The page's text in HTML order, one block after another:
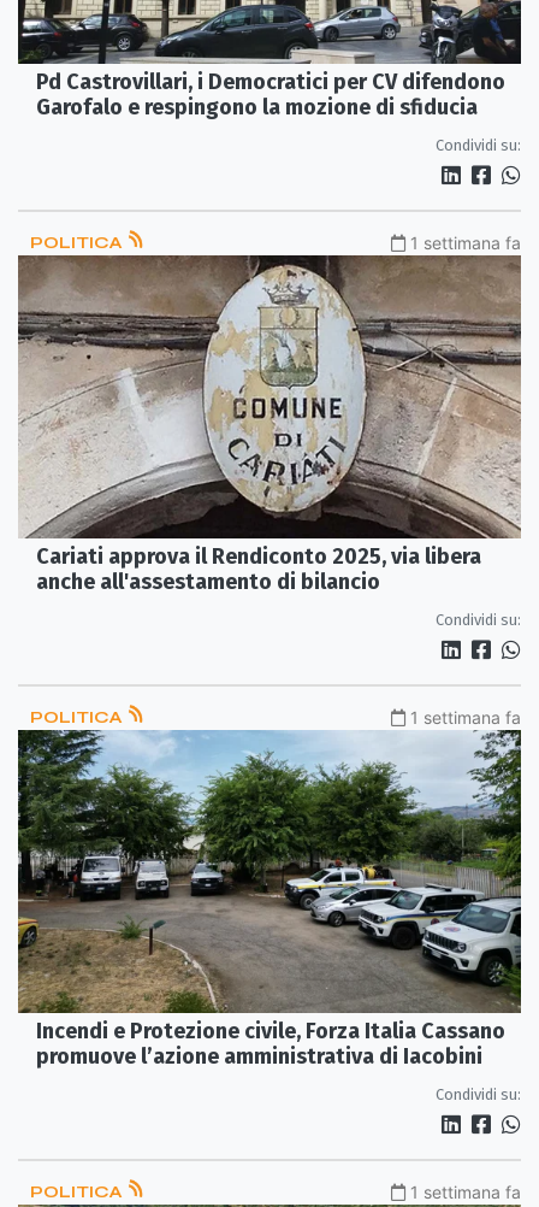
Pd Castrovillari, i Democratici per CV difendono
Garofalo e respingono la mozione di sfiducia
Condividi su:
POLITICA 1 settimana fa
Cariati approva il Rendiconto 2025, via libera
anche all'assestamento di bilancio
Condividi su:
POLITICA 1 settimana fa
Incendi e Protezione civile, Forza Italia Cassano
promuove l’azione amministrativa di Iacobini
Condividi su:
POLITICA 1 settimana fa